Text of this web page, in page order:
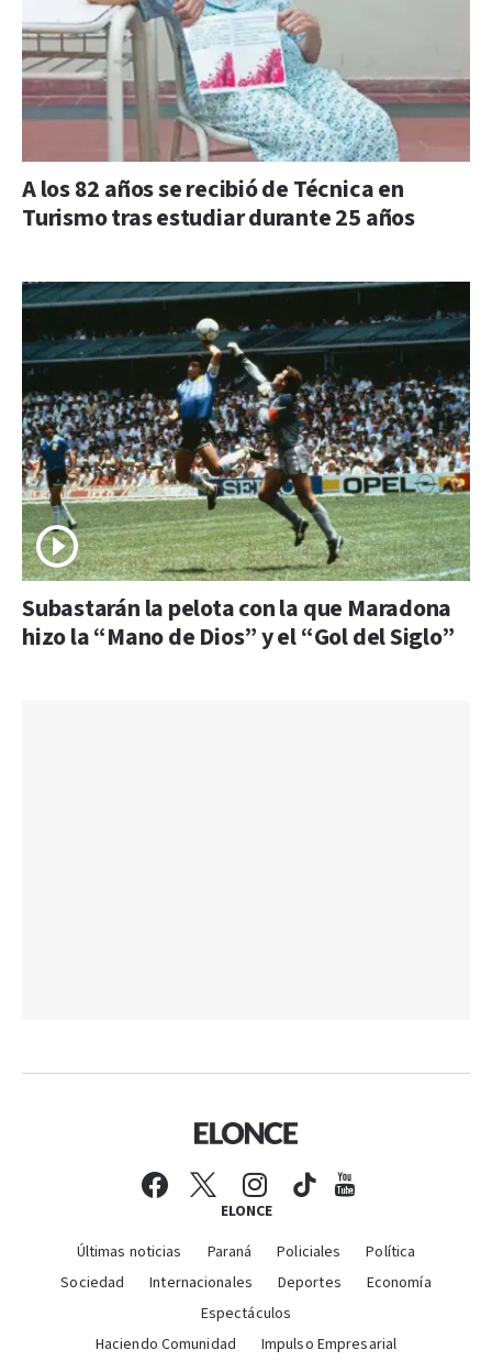
A los 82 años se recibió de Técnica en
Turismo tras estudiar durante 25 años
Subastarán la pelota con la que Maradona
hizo la “Mano de Dios” y el “Gol del Siglo”
ELONCE
Últimas noticias Paraná Policiales
Política
Sociedad
Internacionales Deportes
Economía
Espectáculos
Haciendo Comunidad
Impulso Empresarial